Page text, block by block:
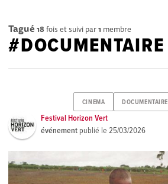
Tagué 18 fois et suivi par1 membre
#DOCUMENTAIRE
CINEMA DOCUMENTAIRE
Festival Horizon Vert
événement publié le25/03/2026